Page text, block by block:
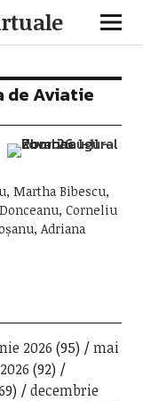
de Aviatie
Martha Bibescu,
Corneliu
Adriana
2026 (95)
mai
(92)
decembrie